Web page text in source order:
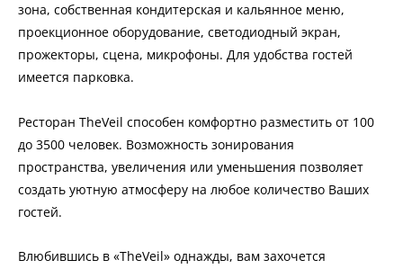
зона, собственная кондитерская и кальянное меню,
проекционное оборудование, светодиодный экран,
прожекторы, сцена, микрофоны. Для удобства гостей
имеется парковка.
Ресторан TheVeil способен комфортно разместить от 100
до 3500 человек. Возможность зонирования
пространства, увеличения или уменьшения позволяет
создать уютную атмосферу на любое количество Ваших
гостей.
Влюбившись в «TheVeil» однажды, вам захочется